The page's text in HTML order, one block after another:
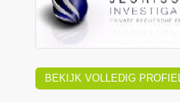
BEKIJK VOLLEDIG PROFIEL